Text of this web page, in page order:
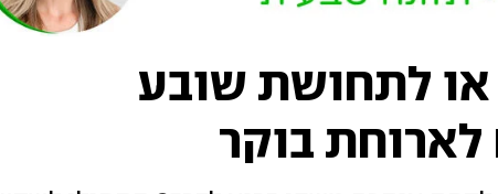
או לתחושת שובע